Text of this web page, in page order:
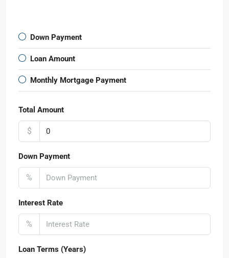
Down Payment
Loan Amount
Monthly Mortgage Payment
Total Amount
$
Down Payment
%
Interest Rate
%
Loan Terms (Years)